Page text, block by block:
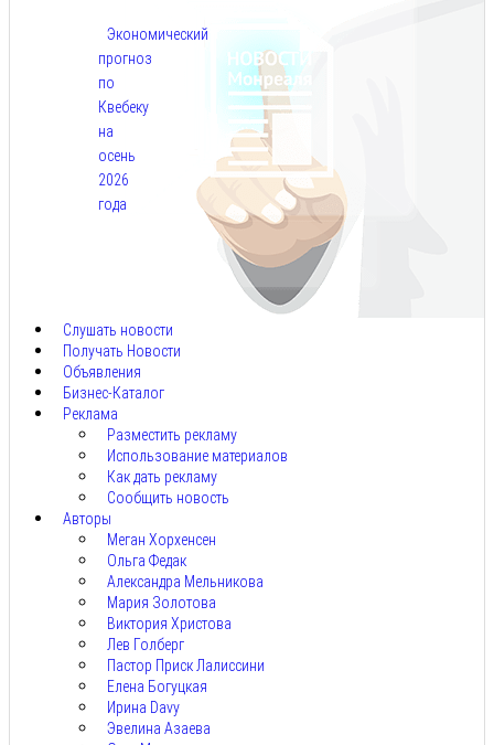
Экономический
прогноз
по
Квебеку
на
осень
2026
года
Слушать новости
Получать Новости
Объявления
Бизнес-Каталог
Реклама
Разместить рекламу
Использование материалов
Как дать рекламу
Сообщить новость
Авторы
Меган Хорхенсен
Ольга Федак
Александра Мельникова
Мария Золотова
Виктория Христова
Лев Голберг
Пастор Приск Лалиссини
Елена Богуцкая
Ирина Davy
Эвелина Азаева